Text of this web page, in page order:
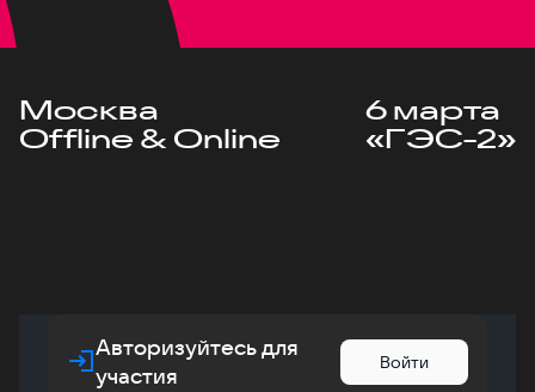
Москва
Offline & Online
6 марта
«ГЭС-2»
Авторизуйтесь для
участия
Войти